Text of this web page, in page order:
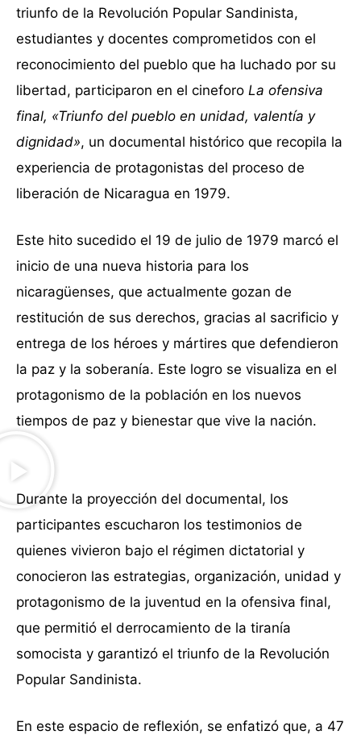
triunfo de la Revolución Popular Sandinista,
estudiantes y docentes comprometidos con el
reconocimiento del pueblo que ha luchado por su
libertad, participaron en el cineforo La ofensiva
final, «Triunfo del pueblo en unidad, valentía y
dignidad», un documental histórico que recopila la
experiencia de protagonistas del proceso de
liberación de Nicaragua en 1979.
Este hito sucedido el 19 de julio de 1979 marcó el
inicio de una nueva historia para los
nicaragüenses, que actualmente gozan de
restitución de sus derechos, gracias al sacrificio y
entrega de los héroes y mártires que defendieron
la paz y la soberanía. Este logro se visualiza en el
protagonismo de la población en los nuevos
tiempos de paz y bienestar que vive la nación.
Durante la proyección del documental, los
participantes escucharon los testimonios de
quienes vivieron bajo el régimen dictatorial y
conocieron las estrategias, organización, unidad y
protagonismo de la juventud en la ofensiva final,
que permitió el derrocamiento de la tiranía
somocista y garantizó el triunfo de la Revolución
Popular Sandinista.
En este espacio de reflexión, se enfatizó que, a 47